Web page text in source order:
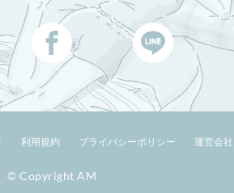
利用規約 プライバシーポリシー 運営会社
© Copyright AM